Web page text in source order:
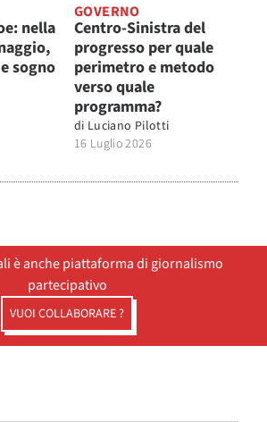
nella
sogno
GOVERNO
Centro-Sinistra del
progresso per quale
perimetro e metodo
verso quale
programma?
di Luciano Pilotti
16 Luglio 2026
è anche piattaforma di giornalismo
partecipativo
VUOI COLLABORARE ?